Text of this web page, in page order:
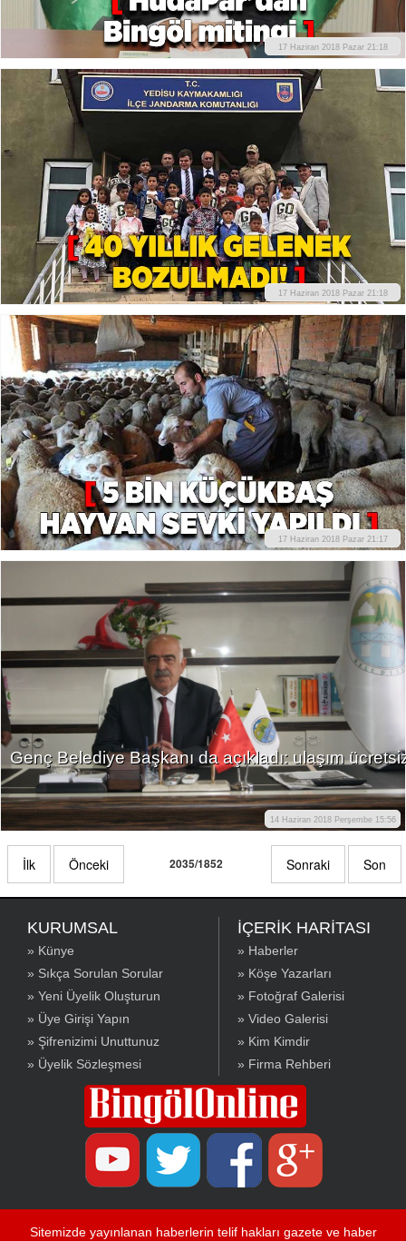
17 Haziran 2018 Pazar 21:18
17 Haziran 2018 Pazar 21:18
17 Haziran 2018 Pazar 21:17
14 Haziran 2018 Perşembe 15:56
Genç Belediye Başkanı da açıkladı: ulaşım
İlk Önceki 2035/1852 Sonraki Son
KURUMSAL
» Künye
» Sıkça Sorulan Sorular
» Yeni Üyelik Oluşturun
» Üye Girişi Yapın
» Şifrenizimi Unuttunuz
» Üyelik Sözleşmesi
İÇERİK HARİTASI
» Haberler
» Köşe Yazarları
» Fotoğraf Galerisi
» Video Galerisi
» Kim Kimdir
» Firma Rehberi
Sitemizde yayınlanan haberlerin telif hakları gazete ve haber